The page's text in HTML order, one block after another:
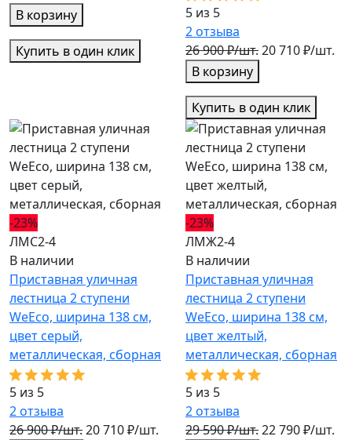
В корзину
Купить в один клик
5 из 5
2отзыва
26 900 ₽/шт.20 710 ₽/шт.
В корзину
Купить в один клик
-23%
ЛМС2-4
В наличии
Приставная уличная
лестница 2 ступени
WeEco, ширина 138 см,
цвет серый,
металлическая, cборная
5 из 5
2отзыва
26 900 ₽/шт.20 710 ₽/шт.
-23%
ЛМЖ2-4
В наличии
Приставная уличная
лестница 2 ступени
WeEco, ширина 138 см,
цвет желтый,
металлическая, cборная
5 из 5
2отзыва
29 590 ₽/шт.22 790 ₽/шт.